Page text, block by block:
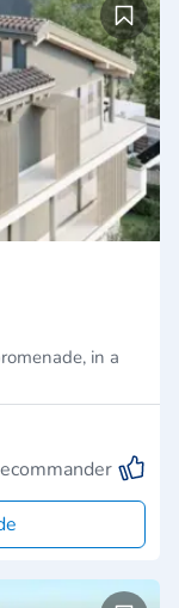
in a